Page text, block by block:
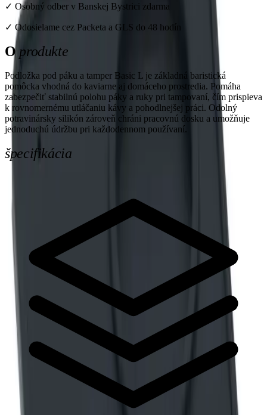
✓ Osobný odber v Banskej Bystrici zdarma
✓ Odosielame cez Packeta a GLS do 48 hodín
O produkte
Podložka pod páku a tamper Basic L je základná baristická
pomôcka vhodná do kaviarne aj domáceho prostredia. Pomáha
zabezpečiť stabilnú polohu páky a ruky pri tampovaní, čím prispieva
k rovnomernému utláčaniu kávy a pohodlnejšej práci. Odolný
potravinársky silikón zároveň chráni pracovnú dosku a umožňuje
jednoduchú údržbu pri každodennom používaní.
špecifikácia